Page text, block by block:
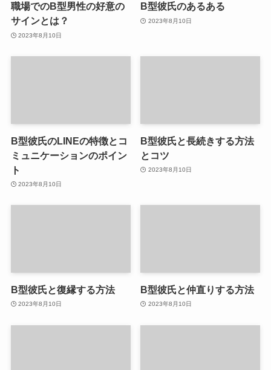
職場でのB型男性の好意の
サインとは？
2023年8月10日
B型彼氏のあるある
2023年8月10日
B型彼氏のLINEの特徴とコ
ミュニケーションのポイン
ト
2023年8月10日
B型彼氏と長続きする方法
とコツ
2023年8月10日
B型彼氏と復縁する方法
2023年8月10日
B型彼氏と仲直りする方法
2023年8月10日